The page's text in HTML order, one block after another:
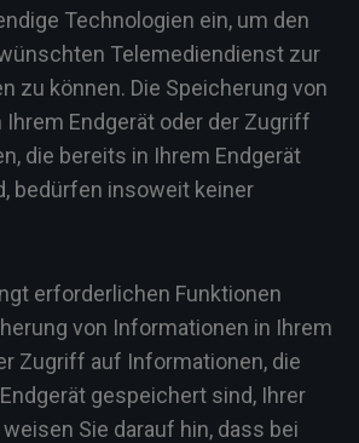
Technologien ein, um den
Telemediendienst zur
zu können. Die Speicherung von
Endgerät oder der Zugriff
die bereits in Ihrem Endgerät
bedürfen insoweit keiner
erforderlichen Funktionen
von Informationen in Ihrem
Zugriff auf Informationen, die
gespeichert sind, Ihrer
Sie darauf hin, dass bei